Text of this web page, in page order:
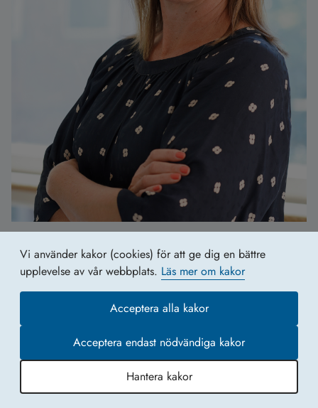
Vi använder kakor (cookies) för att ge dig en bättre
upplevelse av vår webbplats. Läs mer om kakor
Acceptera alla kakor
Acceptera endast nödvändiga kakor
Hantera kakor
Moa Mannheimer
Utredare